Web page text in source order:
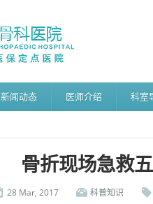
新闻动态 医师介绍 科室
骨折现场急救
28 Mar, 2017 科普知识